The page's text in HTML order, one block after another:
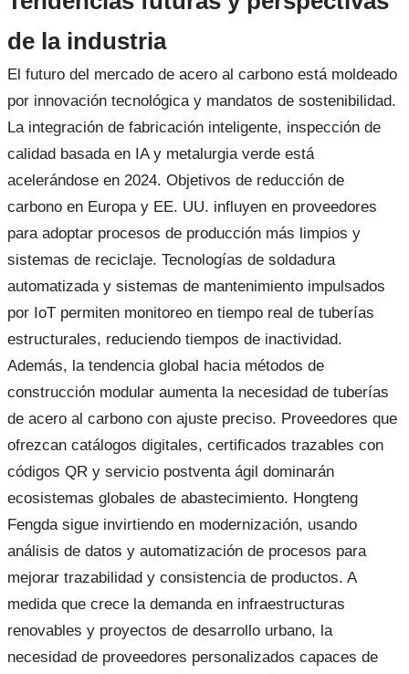
de la industria
El futuro del mercado de acero al carbono está moldeado
por innovación tecnológica y mandatos de sostenibilidad.
La integración de fabricación inteligente, inspección de
calidad basada en IA y metalurgia verde está
acelerándose en 2024. Objetivos de reducción de
carbono en Europa y EE. UU. influyen en proveedores
para adoptar procesos de producción más limpios y
sistemas de reciclaje. Tecnologías de soldadura
automatizada y sistemas de mantenimiento impulsados
por IoT permiten monitoreo en tiempo real de tuberías
estructurales, reduciendo tiempos de inactividad.
Además, la tendencia global hacia métodos de
construcción modular aumenta la necesidad de tuberías
de acero al carbono con ajuste preciso. Proveedores que
ofrezcan catálogos digitales, certificados trazables con
códigos QR y servicio postventa ágil dominarán
ecosistemas globales de abastecimiento. Hongteng
Fengda sigue invirtiendo en modernización, usando
análisis de datos y automatización de procesos para
mejorar trazabilidad y consistencia de productos. A
medida que crece la demanda en infraestructuras
renovables y proyectos de desarrollo urbano, la
necesidad de proveedores personalizados capaces de